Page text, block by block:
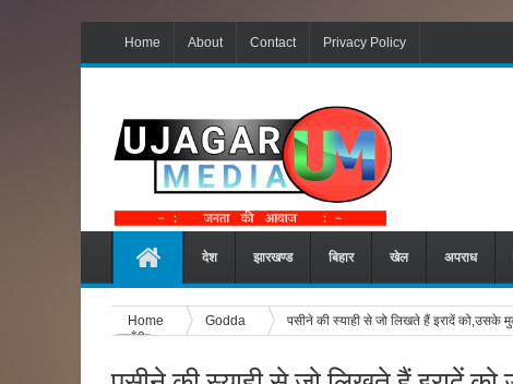
Home About Contact Privacy Policy
देश झारखण्ड बिहार खेल अपराध
Home Godda
पसीने की स्याही से जो लिखते हैं इरादें को,उसके
जहाँगीर